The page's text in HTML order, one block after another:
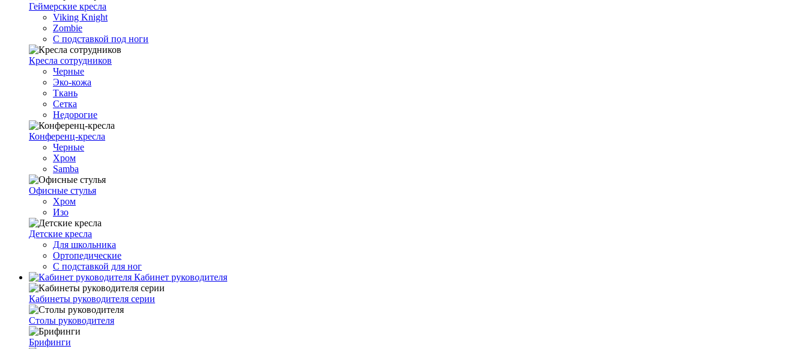
Геймерские кресла
Viking Knight
Zombie
С подставкой под ноги
Кресла сотрудников
Черные
Эко-кожа
Ткань
Сетка
Недорогие
Конференц-кресла
Черные
Хром
Samba
Офисные стулья
Хром
Изо
Детские кресла
Для школьника
Ортопедические
С подставкой для ног
Кабинет руководителя
Кабинеты руководителя серии
Столы руководителя
Брифинги